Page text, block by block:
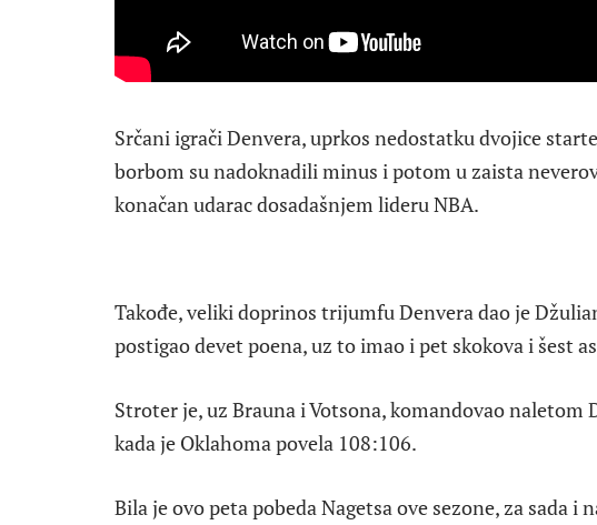
Srčani igrači Denvera, uprkos nedostatku dvojice
borbom su nadoknadili minus i potom u zaista
konačan udarac dosadašnjem lideru NBA.
Takođe, veliki doprinos trijumfu Denvera dao je
postigao devet poena, uz to imao i pet skokova i šest
Stroter je, uz Brauna i Votsona, komandovao
kada je Oklahoma povela 108:106.
Bila je ovo peta pobeda Nagetsa ove sezone, za sada